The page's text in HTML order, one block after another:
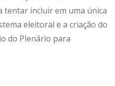
tentar incluir em uma única
eleitoral e a criação do
do Plenário para